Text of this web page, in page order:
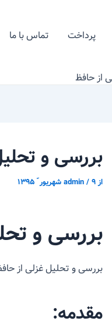
پرداخت تماس با ما
از حافظ
بررسی و
از admin/۹ شهریور ّ ۱۳۹۵
بررسی و
بررسی و تحلیل غزلی از
مقدمه: